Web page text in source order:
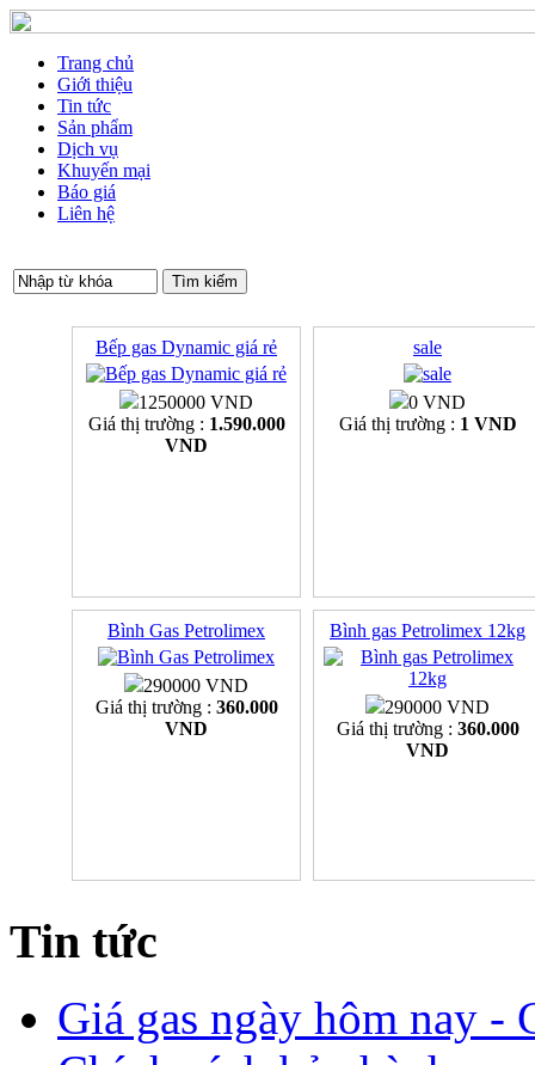
Trang chủ
Giới thiệu
Tin tức
Sản phẩm
Dịch vụ
Khuyến mại
Báo giá
Liên hệ
Bếp gas Dynamic giá rẻ
1250000 VND
Giá thị trường : 1.590.000
VND
sale
0 VND
Giá thị trường : 1 VND
Bình Gas Petrolimex
290000 VND
Giá thị trường : 360.000
VND
Bình gas Petrolimex 12kg
290000 VND
Giá thị trường : 360.000
VND
Tin tức
Giá gas ngày hôm nay -